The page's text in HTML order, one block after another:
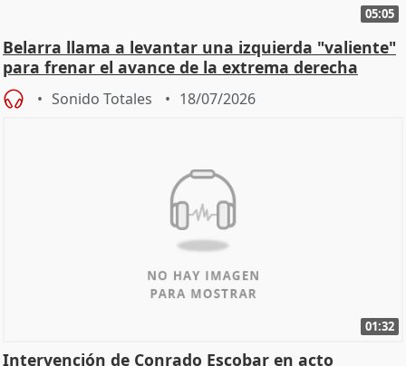
05:05
Belarra llama a levantar una izquierda "valiente"
para frenar el avance de la extrema derecha
Sonido Totales 18/07/2026
01:32
Intervención de Conrado Escobar en acto